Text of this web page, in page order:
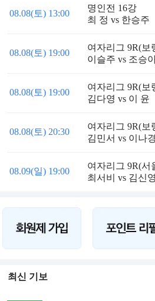
08.08(토) 13:00
명인전 16강
최 정 vs 한승주
08.08(토) 19:00
여자리그 9R(보
이슬주 vs 조승
08.08(토) 19:00
여자리그 9R(보
김다영 vs 이 윤
08.08(토) 20:30
여자리그 9R(보
김민서 vs 이나경
08.09(일) 19:00
여자리그 9R(서
최서비 vs 김신영
최신 기보